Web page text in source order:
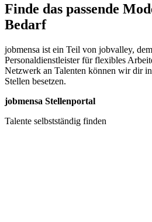
Finde das passende
Bedarf
jobmensa ist ein Teil von jobvalley,
Personaldienstleister für flexibles
Netzwerk an Talenten können wir dir
Stellen besetzen.
jobmensa Stellenportal
Talente selbstständig finden